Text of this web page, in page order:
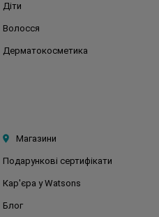
Діти
Волосся
Дерматокосметика
Магазини
Подарункові сертифікати
Кар'єра у Watsons
Блог